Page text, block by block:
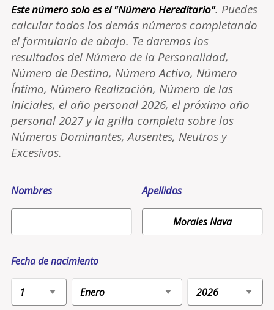
Este número solo es el "Número Hereditario". Puedes
calcular todos los demás números completando
el formulario de abajo. Te daremos los
resultados del Número de la Personalidad,
Número de Destino, Número Activo, Número
Íntimo, Número Realización, Número de las
Iniciales, el año personal 2026, el próximo año
personal 2027 y la grilla completa sobre los
Números Dominantes, Ausentes, Neutros y
Excesivos.
Nombres Apellidos
Fecha de nacimiento